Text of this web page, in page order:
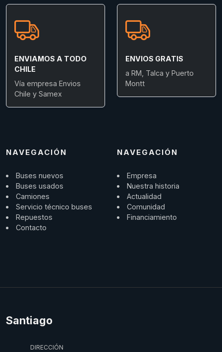
ENVIAMOS A TODO
CHILE
Vía empresa Envios
Chile y Samex
ENVIOS GRATIS
a RM, Talca y Puerto
Montt
NAVEGACIÓN
Buses nuevos
Buses usados
Camiones
Servicio técnico buses
Repuestos
Contacto
NAVEGACIÓN
Empresa
Nuestra historia
Actualidad
Comunidad
Financiamiento
Santiago
DIRECCIÓN